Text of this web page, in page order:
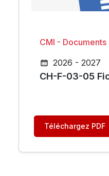
CMI -
2026 - 2027
CH-F-03-05
Téléchargez PDF